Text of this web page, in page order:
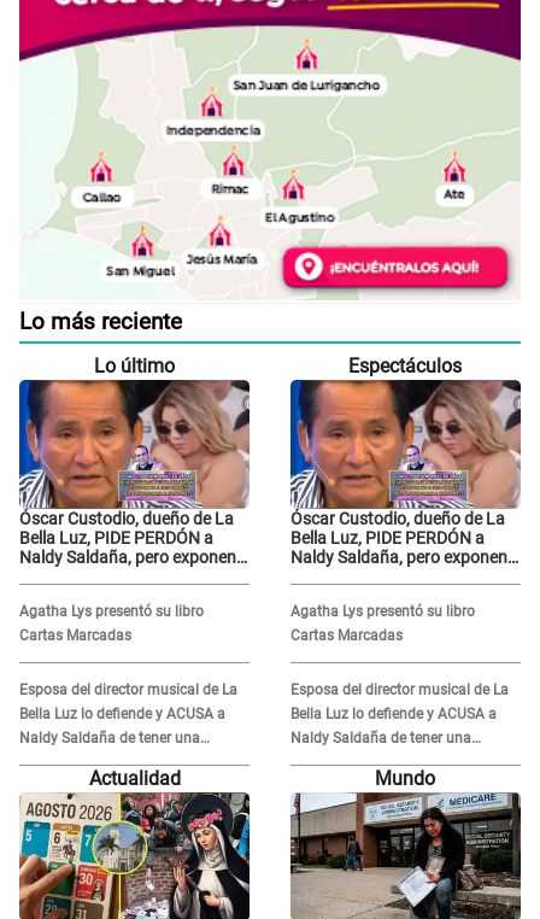
Lo más reciente
Lo último
Óscar Custodio, dueño de La
Bella Luz, PIDE PERDÓN a
Naldy Saldaña, pero exponen
grabar"
Agatha Lys presentó su libro
Cartas Marcadas
Esposa del director musical de La
Bella Luz lo defiende y ACUSA a
Naldy Saldaña de tener una
relación con él y otros integrantes
Espectáculos
Óscar Custodio, dueño de La
Bella Luz, PIDE PERDÓN a
Naldy Saldaña, pero exponen
grabar"
Agatha Lys presentó su libro
Cartas Marcadas
Esposa del director musical de La
Bella Luz lo defiende y ACUSA a
Naldy Saldaña de tener una
relación con él y otros integrantes
Actualidad Mundo